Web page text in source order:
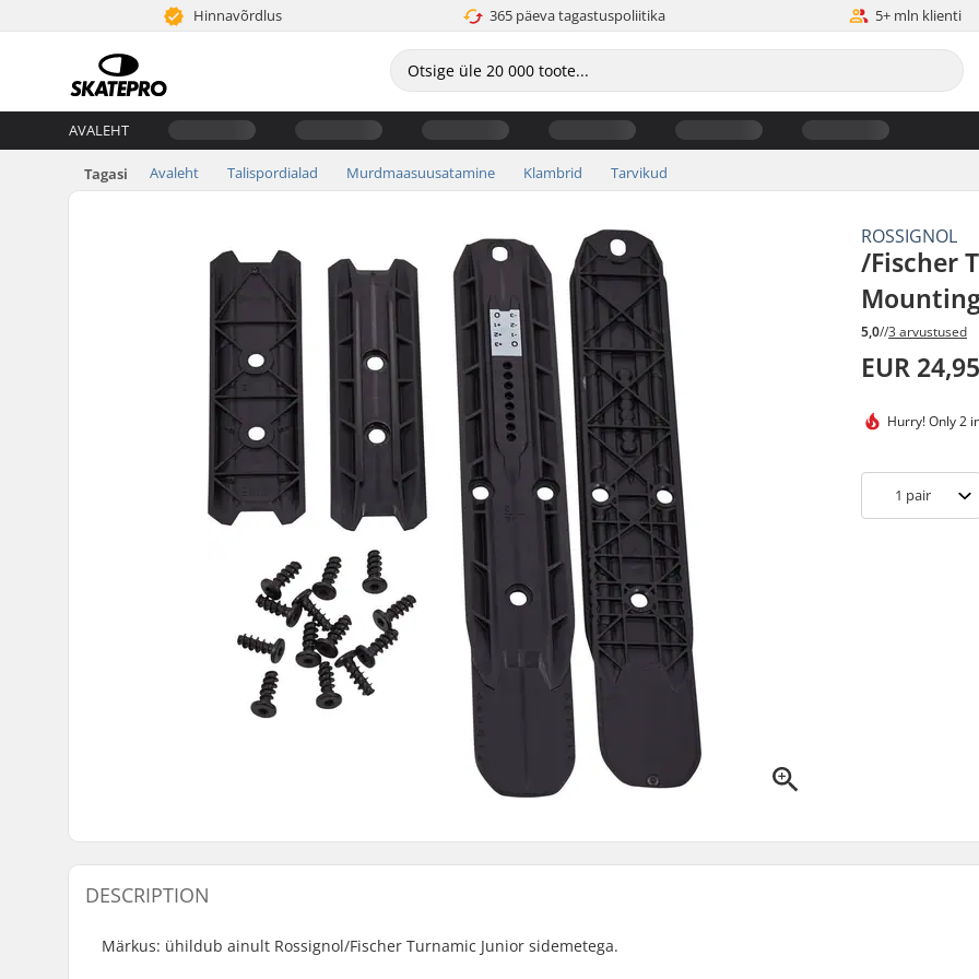
Hinnavõrdlus 365 päeva tagastuspoliitika 5+ mln klienti
AVALEHT
Tagasi Avaleht Talispordialad Murdmaasuusatamine Klambrid Tarvikud
ROSSIGNOL
/Fischer
5,0//3 arvustused
EUR 24,95
Hurry!Only 2
1 pair
DESCRIPTION
Märkus: ühildub ainult Rossignol/Fischer Turnamic Junior sidemetega.